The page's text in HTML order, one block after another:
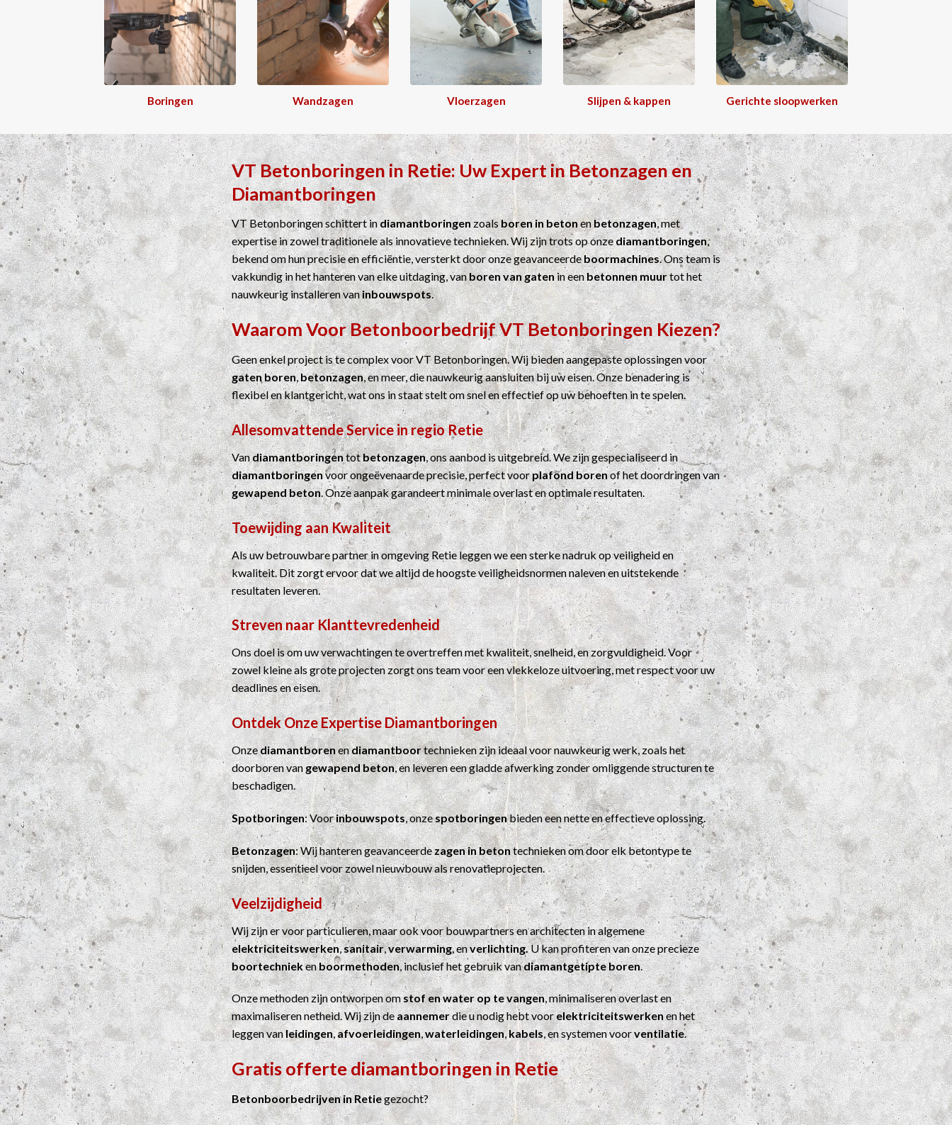
Boringen Wandzagen Vloerzagen Slijpen & kappen Gerichte sloopwerken
VT BetonboringeninRetie: Uw Expert inBetonzagenen
Diamantboringen
VT Betonboringen schittert indiamantboringenzoalsboren in betonenbetonzagen, met
expertise in zowel traditionele als innovatieve technieken. Wij zijn trots op onzediamantboringen,
bekend om hun precisie en efficiëntie, versterkt door onze geavanceerdeboormachines. Ons team is
vakkundig in het hanteren van elke uitdaging, vanboren van gatenin eenbetonnen muurtot het
nauwkeurig installeren vaninbouwspots.
Waarom VoorBetonboorbedrijfVT Betonboringen Kiezen?
Geen enkel project is te complex voor VT Betonboringen. Wij bieden aangepaste oplossingen voor
gaten boren,betonzagen, en meer, die nauwkeurig aansluiten bij uw eisen. Onze benadering is
flexibel en klantgericht, wat ons in staat stelt om snel en effectief op uw behoeften in te spelen.
Allesomvattende Service in regio Retie
Vandiamantboringentotbetonzagen, ons aanbod is uitgebreid. We zijn gespecialiseerd in
diamantboringenvoor ongeëvenaarde precisie, perfect voorplafond borenof het doordringen van
gewapend beton. Onze aanpak garandeert minimale overlast en optimale resultaten.
Toewijding aan Kwaliteit
Als uw betrouwbare partner in omgeving Retie leggen we een sterke nadruk op veiligheid en
kwaliteit. Dit zorgt ervoor dat we altijd de hoogste veiligheidsnormen naleven en uitstekende
resultaten leveren.
Streven naar Klanttevredenheid
Ons doel is om uw verwachtingen te overtreffen met kwaliteit, snelheid, en zorgvuldigheid. Voor
zowel kleine als grote projecten zorgt ons team voor een vlekkeloze uitvoering, met respect voor uw
deadlines en eisen.
Ontdek Onze ExpertiseDiamantboringen
Onzediamantborenendiamantboortechnieken zijn ideaal voor nauwkeurig werk, zoals het
doorboren vangewapend beton, en leveren een gladde afwerking zonder omliggende structuren te
beschadigen.
Spotboringen: Voorinbouwspots, onzespotboringenbieden een nette en effectieve oplossing.
Betonzagen: Wij hanteren geavanceerdezagen in betontechnieken om door elk betontype te
snijden, essentieel voor zowel nieuwbouw als renovatieprojecten.
Veelzijdigheid
Wij zijn er voor particulieren, maar ook voor bouwpartners en architecten in algemene
elektriciteitswerken,sanitair,verwarming, enverlichting.U kan profiteren van onze precieze
boortechniekenboormethoden, inclusief het gebruik vandiamantgetipte boren.
Onze methoden zijn ontworpen om stof en water op te vangen, minimaliseren overlast en
maximaliseren netheid. Wij zijn deaannemerdie u nodig hebt voorelektriciteitswerkenen het
leggen vanleidingen,afvoerleidingen,waterleidingen,kabels, en systemen voorventilatie.
Gratis offerte diamantboringen in Retie
Betonboorbedrijven in Retiegezocht?